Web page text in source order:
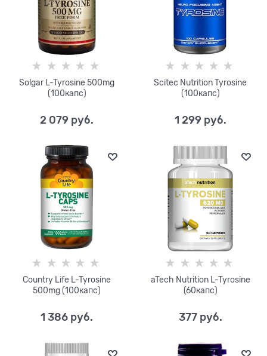
Solgar L-Tyrosine 500mg
(100капс)
2 079 руб.
Scitec Nutrition Tyrosine
(100капс)
1 299 руб.
Country Life L-Tyrosine
500mg (100капс)
1 386 руб.
aTech Nutrition L-Tyrosine
(60капс)
377 руб.